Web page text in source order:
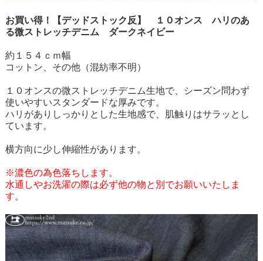
お買い得！【デッドストック反】 １０オンス ハリのあ
る微ストレッチデニム ダークネイビー
約１５４ｃｍ幅
コットン、その他（混紡率不明）
１０オンスの微ストレッチデニム生地で、シーズン問わず
使いやすいスタンダードな厚みです。
ハリがありしっかりとした生地感で、肌触りはサラッとし
ています。
横方向に少し伸縮性があります。
※濃色の為色落ちします。
水通しやお洗濯の際は必ず他の物と別でお願いいたしま
す。